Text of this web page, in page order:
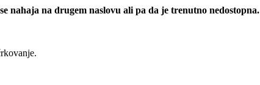
nahaja na drugem naslovu ali pa da je trenutno nedostopna.